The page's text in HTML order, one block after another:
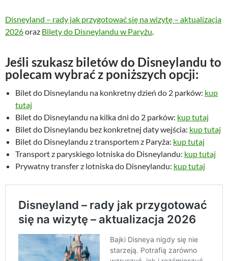
Disneyland – rady jak przygotować się na wizytę – aktualizacja
2026oraz Bilety do Disneylandu w Paryżu
Jeśli szukasz biletów do Disneylandu to
polecam wybrać z poniższych opcji:
Bilet do Disneylandu na konkretny dzień do 2 parków: kup
tutaj
Bilet do Disneylandu na kilka dni do 2 parków: kup tutaj
Bilet do Disneylandu bez konkretnej daty wejścia: kup tutaj
Bilet do Disneylandu z transportem z Paryża: kup tutaj
Transport z paryskiego lotniska do Disneylandu: kup tutaj
Prywatny transfer z lotniska do Disneylandu: kup tutaj